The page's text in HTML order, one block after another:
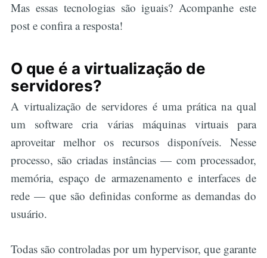
Mas essas tecnologias são iguais? Acompanhe este
post e confira a resposta!
O que é a virtualização de
servidores?
A virtualização de servidores é uma prática na qual
um software cria várias máquinas virtuais para
aproveitar melhor os recursos disponíveis. Nesse
processo, são criadas instâncias — com processador,
memória, espaço de armazenamento e interfaces de
rede — que são definidas conforme as demandas do
usuário.
Todas são controladas por um hypervisor, que garante